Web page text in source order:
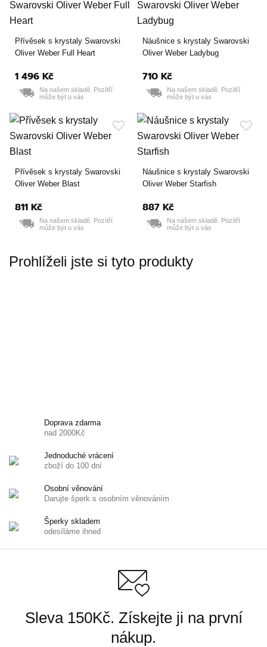
Přívěsek s krystaly Swarovski
Oliver Weber Full Heart
1 496 Kč
Na našem skladě. Pozítří
může být u vás
Náušnice s krystaly Swarovski
Oliver Weber Ladybug
710 Kč
Na našem skladě. Pozítří
může být u vás
Přívěsek s krystaly Swarovski
Oliver Weber Blast
811 Kč
Na našem skladě. Pozítří
může být u vás
Náušnice s krystaly Swarovski
Oliver Weber Starfish
887 Kč
Na našem skladě. Pozítří
může být u vás
Prohlíželi jste si tyto produkty
Doprava zdarma
nad 2000Kč
Jednoduché vrácení
zboží do 100 dní
Osobní věnování
Darujte šperk s osobním věnováním
Šperky skladem
odesíláme ihned
Sleva 150Kč. Získejte ji na první
nákup.